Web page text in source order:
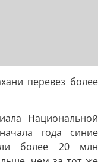
перевез более
Национальной
года синие
более 20 млн